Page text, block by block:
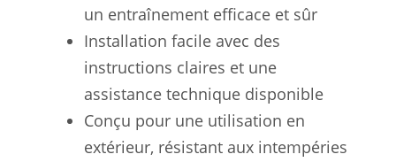
un entraînement efficace et sûr
Installation facile avec des
instructions claires et une
assistance technique disponible
Conçu pour une utilisation en
extérieur, résistant aux intempéries